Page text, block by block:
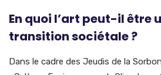
En quoi l’art peut-il être
transition sociétale ?
Dans le cadre des Jeudis de la